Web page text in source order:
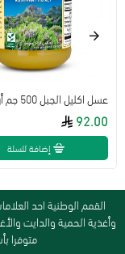
92.00
إضافة للسلة
القمم الوطنية احد
وأغذية الحمية والدايت
متوفرا